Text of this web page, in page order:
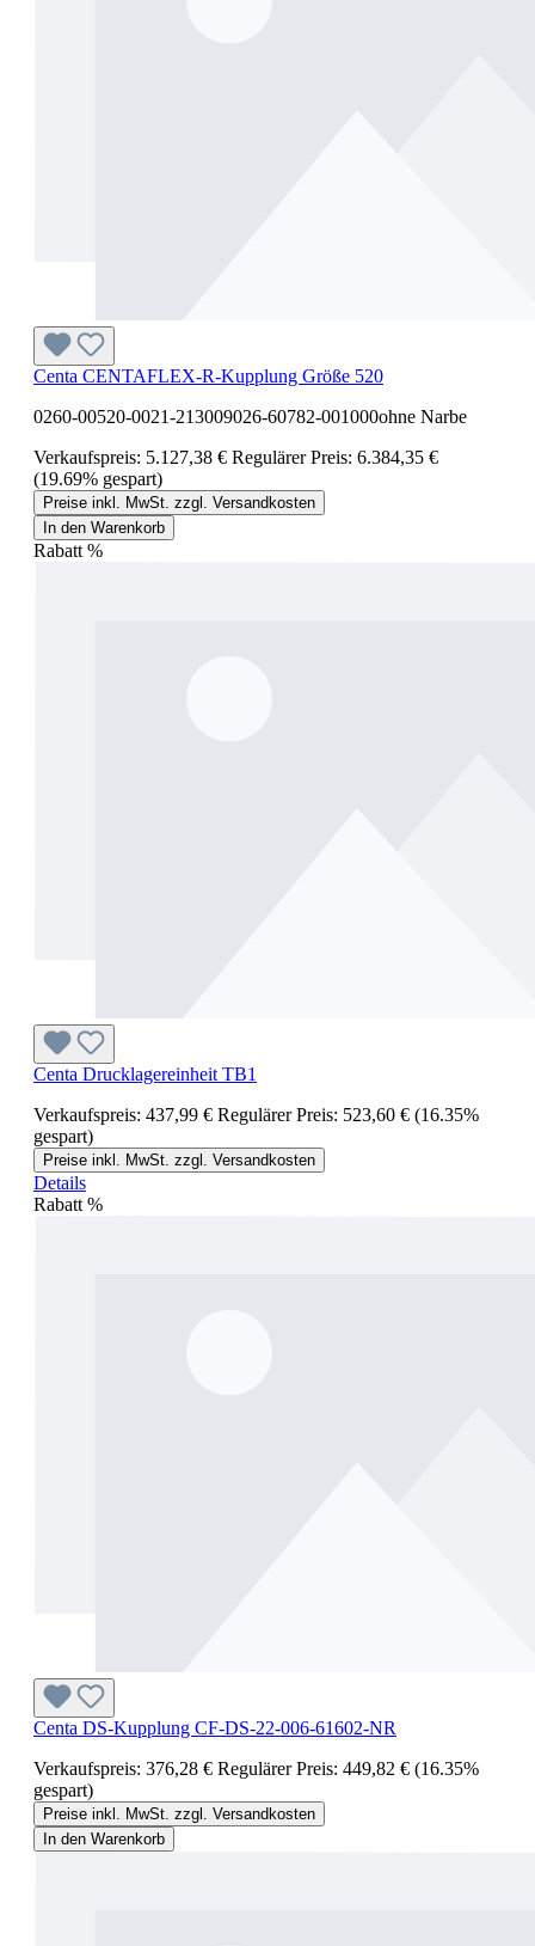
Centa CENTAFLEX-R-Kupplung Größe 520
0260-00520-0021-213009026-60782-001000ohne Narbe
Verkaufspreis: 5.127,38 € Regulärer Preis: 6.384,35 €
(19.69% gespart)
Preise inkl. MwSt. zzgl. Versandkosten
In den Warenkorb
Rabatt %
Centa Drucklagereinheit TB1
Verkaufspreis: 437,99 € Regulärer Preis: 523,60 € (16.35%
gespart)
Preise inkl. MwSt. zzgl. Versandkosten
Details
Rabatt %
Centa DS-Kupplung CF-DS-22-006-61602-NR
Verkaufspreis: 376,28 € Regulärer Preis: 449,82 € (16.35%
gespart)
Preise inkl. MwSt. zzgl. Versandkosten
In den Warenkorb